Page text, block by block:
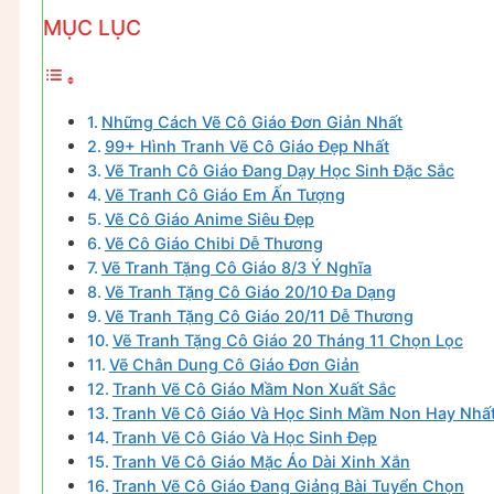
MỤC LỤC
Những Cách Vẽ Cô Giáo Đơn Giản Nhất
99+ Hình Tranh Vẽ Cô Giáo Đẹp Nhất
Vẽ Tranh Cô Giáo Đang Dạy Học Sinh Đặc Sắc
Vẽ Tranh Cô Giáo Em Ấn Tượng
Vẽ Cô Giáo Anime Siêu Đẹp
Vẽ Cô Giáo Chibi Dễ Thương
Vẽ Tranh Tặng Cô Giáo 8/3 Ý Nghĩa
Vẽ Tranh Tặng Cô Giáo 20/10 Đa Dạng
Vẽ Tranh Tặng Cô Giáo 20/11 Dễ Thương
Vẽ Tranh Tặng Cô Giáo 20 Tháng 11 Chọn Lọc
Vẽ Chân Dung Cô Giáo Đơn Giản
Tranh Vẽ Cô Giáo Mầm Non Xuất Sắc
Tranh Vẽ Cô Giáo Và Học Sinh Mầm Non Hay
Tranh Vẽ Cô Giáo Và Học Sinh Đẹp
Tranh Vẽ Cô Giáo Mặc Áo Dài Xinh Xắn
Tranh Vẽ Cô Giáo Đang Giảng Bài Tuyển Chọn